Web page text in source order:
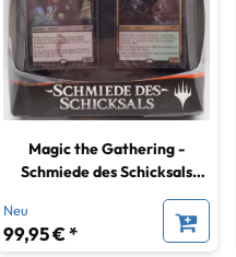
Magic the Gathering -
Schmiede des Schicksals
Neu
99,95 € *